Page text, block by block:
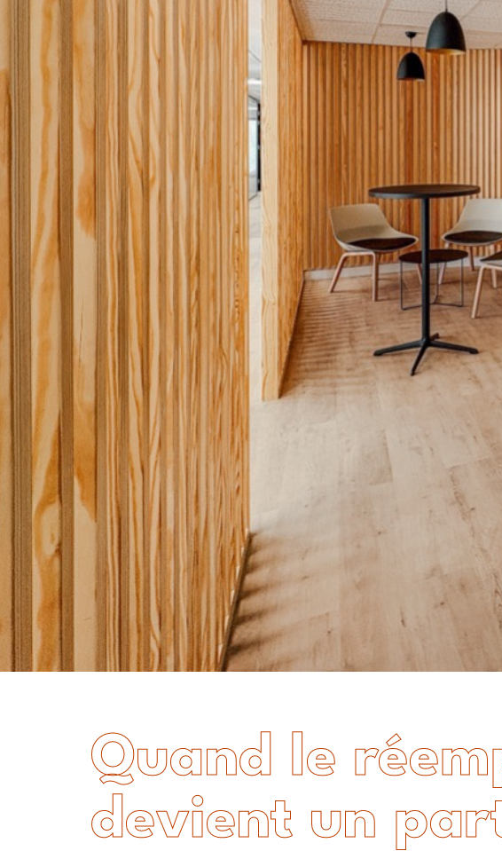
Quand le
devient un